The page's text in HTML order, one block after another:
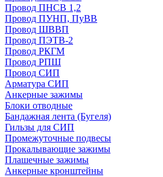
Провод ПНСВ 1,2
Провод ПУНП, ПуВВ
Провод ШВВП
Провод ПЭТВ-2
Провод РКГМ
Провод РПШ
Провод СИП
Арматура СИП
Анкерные зажимы
Блоки отводные
Бандажная лента (Бугеля)
Гильзы для СИП
Промежуточные подвесы
Прокалывающие зажимы
Плашечные зажимы
Анкерные кронштейны